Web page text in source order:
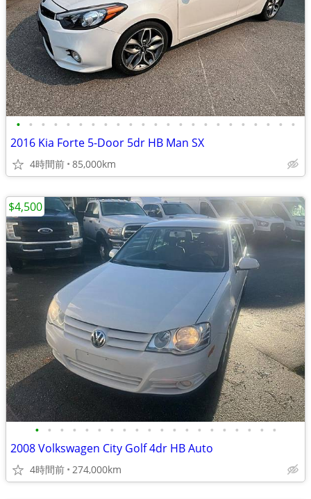
• • • • • • • • • • • • • • • • • • • • • • •
2016 Kia Forte 5-Door 5dr HB Man SX
4時間前 85,000km
• • • • • • • • • • • • • • • • • • • •
2008 Volkswagen City Golf 4dr HB Auto
4時間前 274,000km
$4,500